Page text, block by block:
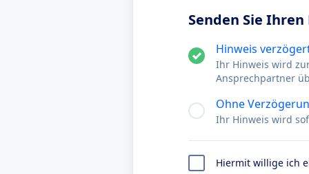
Senden Sie
Hinweis
Ihr Hinweis wird
Ansprechpartner
Ohne
Ihr Hinweis wird
Hiermit willige ich